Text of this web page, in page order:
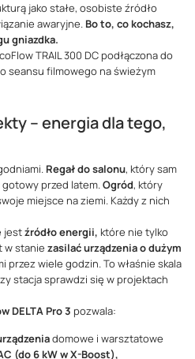
jako stałe, osobiste źródło
awaryjne. Bo to, co kochasz,
gniazdka.
– energia dla tego,
Regał do salonu, który sam
gotowy przed latem.Ogród, który
miejsce na ziemi. Każdy z nich
jestźródło energii, które nie tylko
w stanie zasilać urządzenia o dużym
przez wiele godzin. To właśnie skala
stacja sprawdzi się w projektach
DELTA Pro 3 pozwala:
domowe i warsztatowe
(do 6 kW w X-Boost),